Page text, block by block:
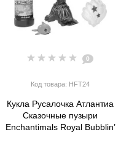
0
Код товара: HFT24
Кукла Русалочка Атлантиа
Сказочные пузыри
Enchantimals Royal Bubblin’